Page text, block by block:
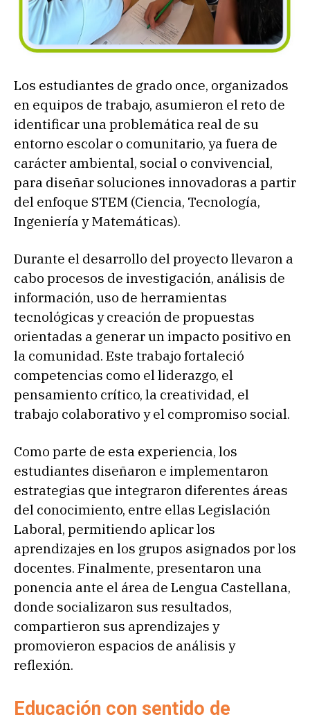
Los estudiantes de grado once, organizados
en equipos de trabajo, asumieron el reto de
identificar una problemática real de su
entorno escolar o comunitario, ya fuera de
carácter ambiental, social o convivencial,
para diseñar soluciones innovadoras a partir
del enfoque STEM (Ciencia, Tecnología,
Ingeniería y Matemáticas).
Durante el desarrollo del proyecto llevaron a
cabo procesos de investigación, análisis de
información, uso de herramientas
tecnológicas y creación de propuestas
orientadas a generar un impacto positivo en
la comunidad. Este trabajo fortaleció
competencias como el liderazgo, el
pensamiento crítico, la creatividad, el
trabajo colaborativo y el compromiso social.
Como parte de esta experiencia, los
estudiantes diseñaron e implementaron
estrategias que integraron diferentes áreas
del conocimiento, entre ellas Legislación
Laboral, permitiendo aplicar los
aprendizajes en los grupos asignados por los
docentes. Finalmente, presentaron una
ponencia ante el área de Lengua Castellana,
donde socializaron sus resultados,
compartieron sus aprendizajes y
promovieron espacios de análisis y
reflexión.
Educación con sentido de